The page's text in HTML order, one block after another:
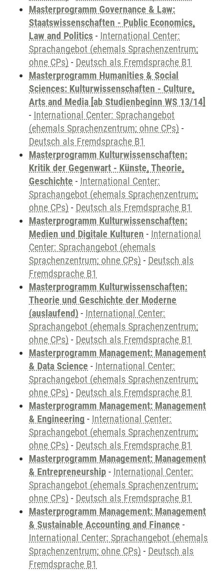
Masterprogramm Governance & Law:
Staatswissenschaften - Public Economics,
Law and Politics - International Center:
Sprachangebot (ehemals Sprachenzentrum;
ohne CPs) - Deutsch als Fremdsprache B1
Masterprogramm Humanities & Social
Sciences: Kulturwissenschaften - Culture,
Arts and Media [ab Studienbeginn WS 13/14]
- International Center: Sprachangebot
(ehemals Sprachenzentrum; ohne CPs) -
Deutsch als Fremdsprache B1
Masterprogramm Kulturwissenschaften:
Kritik der Gegenwart - Künste, Theorie,
Geschichte - International Center:
Sprachangebot (ehemals Sprachenzentrum;
ohne CPs) - Deutsch als Fremdsprache B1
Masterprogramm Kulturwissenschaften:
Medien und Digitale Kulturen - International
Center: Sprachangebot (ehemals
Sprachenzentrum; ohne CPs) - Deutsch als
Fremdsprache B1
Masterprogramm Kulturwissenschaften:
Theorie und Geschichte der Moderne
(auslaufend) - International Center:
Sprachangebot (ehemals Sprachenzentrum;
ohne CPs) - Deutsch als Fremdsprache B1
Masterprogramm Management: Management
& Data Science - International Center:
Sprachangebot (ehemals Sprachenzentrum;
ohne CPs) - Deutsch als Fremdsprache B1
Masterprogramm Management: Management
& Engineering - International Center:
Sprachangebot (ehemals Sprachenzentrum;
ohne CPs) - Deutsch als Fremdsprache B1
Masterprogramm Management: Management
& Entrepreneurship - International Center:
Sprachangebot (ehemals Sprachenzentrum;
ohne CPs) - Deutsch als Fremdsprache B1
Masterprogramm Management: Management
& Sustainable Accounting and Finance -
International Center: Sprachangebot (ehemals
Sprachenzentrum; ohne CPs) - Deutsch als
Fremdsprache B1